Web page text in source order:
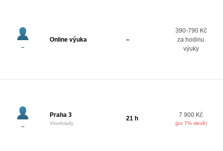
–
Online výuka –
390-790 Kč
za hodinu
výuky
–
Praha 3
Vinohrady
21 h 7 900 Kč
(po 7% slevě)